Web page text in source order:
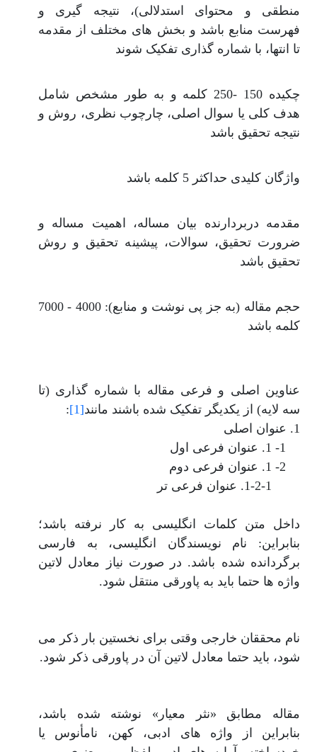
منطقی و محتوای استدلالی)، نتیجه گیری و
فهرست منابع باشد و بخش های مختلف از مقدمه
تا انتها، با شماره گذاری تفکیک شوند
چکیده 150 -250 کلمه و به طور مشخص شامل
هدف کلی یا سوال اصلی، چارچوب نظری، روش و
نتیجه تحقیق باشد
واژگان کلیدی حداکثر 5 کلمه باشد
مقدمه دربردارنده بیان مساله، اهمیت مساله و
ضرورت تحقیق، سوالات، پیشینه تحقیق و روش
تحقیق باشد
حجم مقاله (به جز پی نوشت و منابع): 4000 - 7000
کلمه باشد
عناوین اصلی و فرعی مقاله با شماره گذاری (تا
سه لایه) از یکدیگر تفکیک شده باشند مانند[1]
:
1. عنوان اصلی
داخل متن کلمات انگلیسی به کار نرفته باشد؛
بنابراین: نام نویسندگان انگلیسی، به فارسی
برگردانده شده باشد. در صورت نیاز معادل لاتین
واژه ها حتما باید به پاورقی منتقل شود.
نام محققان خارجی وقتی برای نخستین بار ذکر می
شود، باید حتما معادل لاتین آن در پاورقی ذکر شود.
مقاله مطابق «نثر معیار» نوشته شده باشد،
بنابراین از واژه های ادبی، کهن، نامأنوس یا